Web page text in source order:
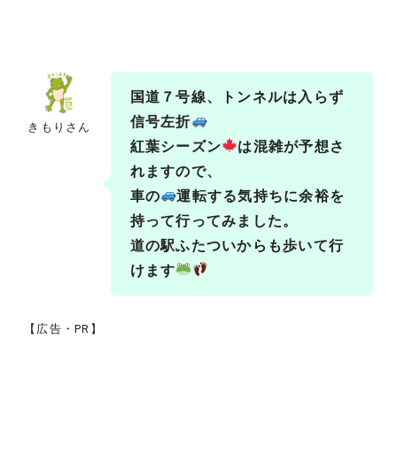
きもりさん
国道７号線、トンネルは入らず
信号左折
紅葉シーズン
は混雑が予想さ
れますので、
車の
運転する気持ちに余裕を
持って行ってみました。
道の駅ふたついからも歩いて行
けます
【広告・PR】